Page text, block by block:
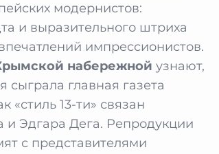
модернистов:
и выразительного штриха
импрессионистов.
набережной узнают,
главная газета
«стиль 13-ти» связан
и Эдгара Дега. Репродукции
с представителями